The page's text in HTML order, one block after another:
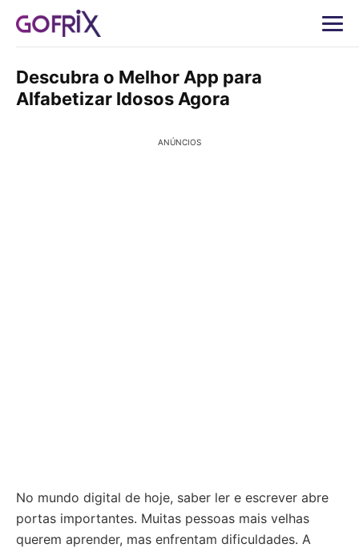
Descubra o Melhor App para
Alfabetizar Idosos Agora
ANÚNCIOS
No mundo digital de hoje, saber ler e escrever abre
portas importantes. Muitas pessoas mais velhas
querem aprender, mas enfrentam dificuldades. A